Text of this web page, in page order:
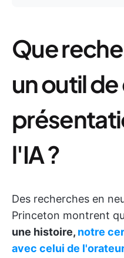
Que
un outil
l'IA ?
Des recherches en
Princeton montrent
une histoire, notre
avec celui de